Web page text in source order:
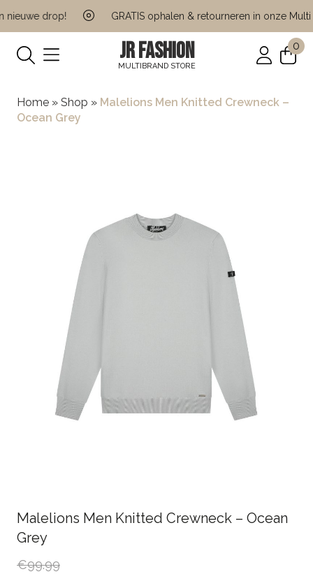
drop! GRATIS ophalen & retourneren in onze Multi
JR FASHION
MULTIBRAND STORE
0
Home » Shop » Malelions Men Knitted Crewneck –
Ocean Grey
Malelions Men Knitted Crewneck – Ocean
Grey
€99.99